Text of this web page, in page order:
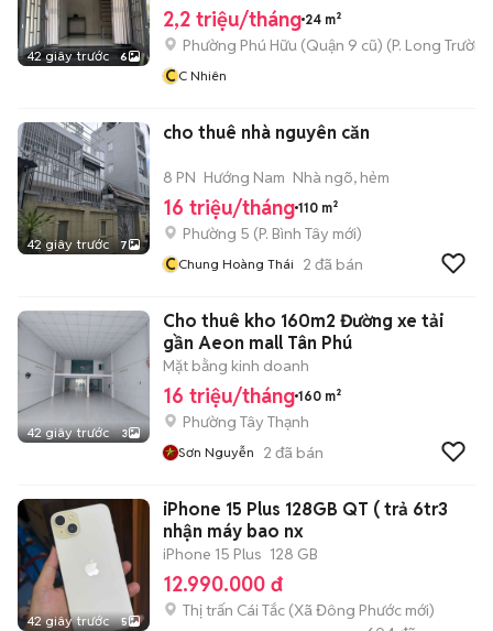
42 giây trước 6
2,2 triệu/tháng 24 m²
Phường Phú Hữu (Quận 9 cũ) (P. Long Trường
CC Nhiên
42 giây trước 7
cho thuê nhà nguyên căn
8 PN Hướng Nam Nhà ngõ, hẻm
16 triệu/tháng 110 m²
Phường 5 (P. Bình Tây mới)
CChung Hoàng Thái 2 đã bán
42 giây trước 3
Cho thuê kho 160m2 Đường xe tải
gần Aeon mall Tân Phú
Mặt bằng kinh doanh
16 triệu/tháng 160 m²
Phường Tây Thạnh
Sơn Nguyễn 2 đã bán
42 giây trước 5
iPhone 15 Plus 128GB QT ( trả 6tr3
nhận máy bao nx
iPhone 15 Plus 128 GB
12.990.000 đ
Thị trấn Cái Tắc (Xã Đông Phước mới)